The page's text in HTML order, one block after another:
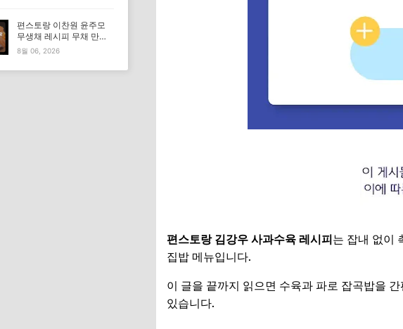
편스토랑 김강우 사과수육 레시피는 잡내 없이
집밥 메뉴입니다.
이 글을 끝까지 읽으면 수육과 파로 잡곡밥을
있습니다.
편스토랑 이찬원 윤주모
무생채 레시피 무채 만드
는법
8월 06, 2026